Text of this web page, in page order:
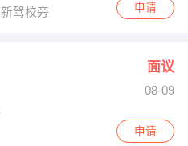
驾校旁
申请
面议
08-09
申请